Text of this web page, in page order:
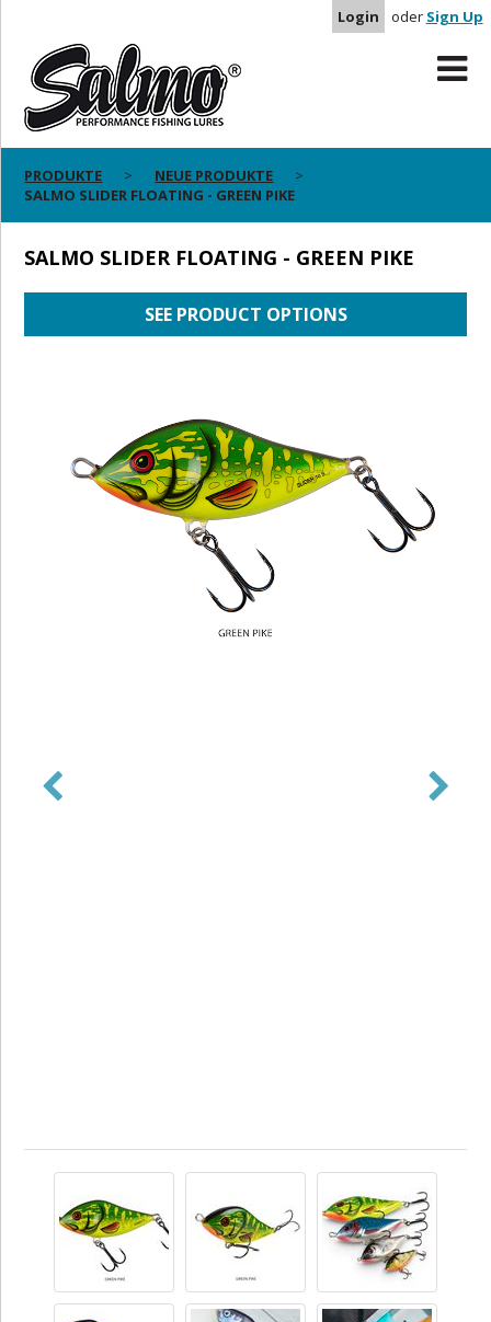
Login oder Sign Up
PRODUKTE
NEUE PRODUKTE
SALMO SLIDER FLOATING - GREEN PIKE
SALMO SLIDER FLOATING - GREEN PIKE
SEE PRODUCT OPTIONS